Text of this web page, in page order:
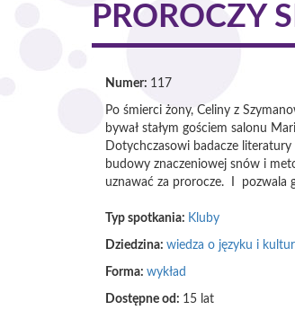
PROROCZY
Numer: 117
Po śmierci żony, Celiny z
bywał stałym gościem salonu
Dotychczasowi badacze
budowy znaczeniowej snów i
uznawać za prorocze. I pozwala
Typ spotkania: Kluby
Dziedzina: wiedza o języku i
Forma: wykład
Dostępne od: 15 lat